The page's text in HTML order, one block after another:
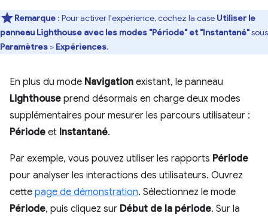
Remarque : Pour activer l'expérience, cochez la case Utiliser le
panneau Lighthouse avec les modes "Période" et "Instantané"sous
Paramètres > Expériences.
En plus du mode Navigation existant, le panneau
Lighthouse prend désormais en charge deux modes
supplémentaires pour mesurer les parcours utilisateur :
Période et Instantané.
Par exemple, vous pouvez utiliser les rapports Période
pour analyser les interactions des utilisateurs. Ouvrez
cette page de démonstration. Sélectionnez le mode
Période, puis cliquez sur Début de la période. Sur la